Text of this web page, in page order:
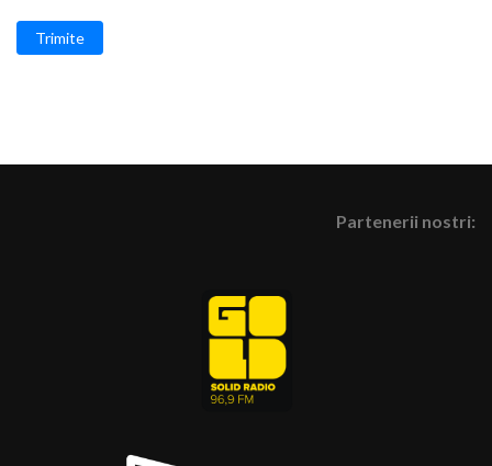
Trimite
Partenerii nostri: